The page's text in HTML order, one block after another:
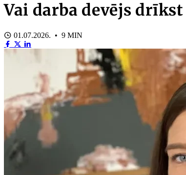
Vai darba devējs
01.07.2026. • 9 MIN